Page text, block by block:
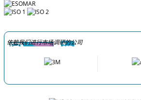
依赖我们进行市场调研的公司